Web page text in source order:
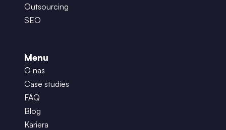
Outsourcing
SEO
Menu
O nas
Case studies
FAQ
Blog
Kariera